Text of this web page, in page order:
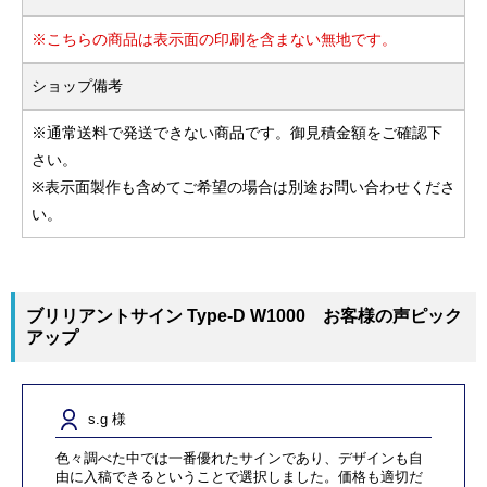
※こちらの商品は表示面の印刷を含まない無地です。
ショップ備考
※通常送料で発送できない商品です。御見積金額をご確認下
さい。
※表示面製作も含めてご希望の場合は別途お問い合わせくださ
い。
ブリリアントサイン Type-D W1000 お客様の声ピック
アップ
s.g 様
色々調べた中では一番優れたサインであり、デザインも自
由に入稿できるということで選択しました。価格も適切だ